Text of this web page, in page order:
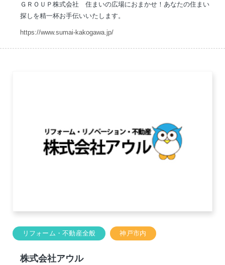
ＧＲＯＵＰ株式会社 住まいの広場におまかせ！あなたの住まい
探しを精一杯お手伝いいたします。
https://www.sumai-kakogawa.jp/
リフォーム・不動産全般 神戸市内
株式会社アウル